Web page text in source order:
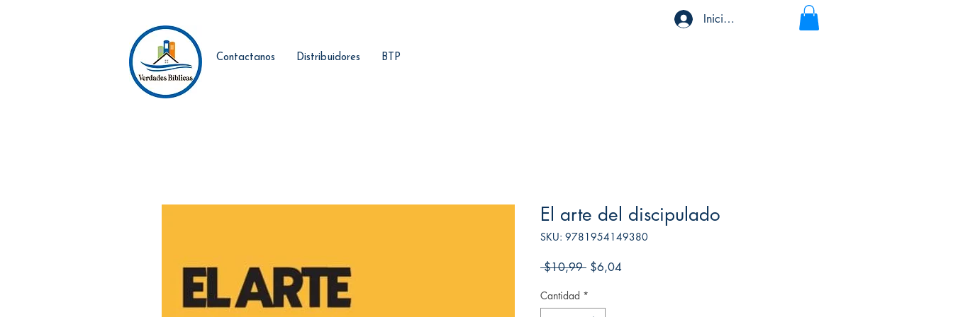
Iniciar sesión
Contactanos Distribuidores BTP
El arte del discipulado
SKU: 9781954149380
$10,99 Precio
$6,04Precio
Cantidad *